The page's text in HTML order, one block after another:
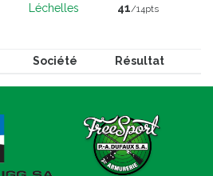
Léchelles 41/14pts
Société Résultat